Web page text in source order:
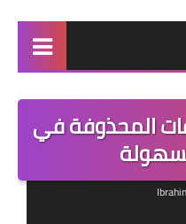
المحذوفة في